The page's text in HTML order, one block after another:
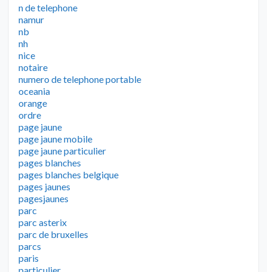
n de telephone
namur
nb
nh
nice
notaire
numero de telephone portable
oceania
orange
ordre
page jaune
page jaune mobile
page jaune particulier
pages blanches
pages blanches belgique
pages jaunes
pagesjaunes
parc
parc asterix
parc de bruxelles
parcs
paris